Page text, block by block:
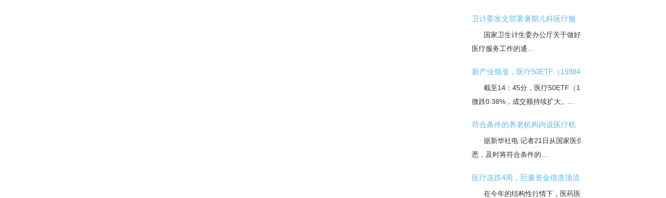
卫计委发文部署暑期儿科医疗服
国家卫生计生委办公厅关于做好暑期儿科
医疗服务工作的通...
新产业领涨，医疗50ETF（159847）
截至14：45分，医疗50ETF（159847）
微跌0.38%，成交额持续扩大。...
符合条件的养老机构内设医疗机
据新华社电 记者21日从国家医保局获
悉，及时将符合条件的...
医疗连跌4周，巨量资金借道顶流
在今年的结构性行情下，医药医疗主题类